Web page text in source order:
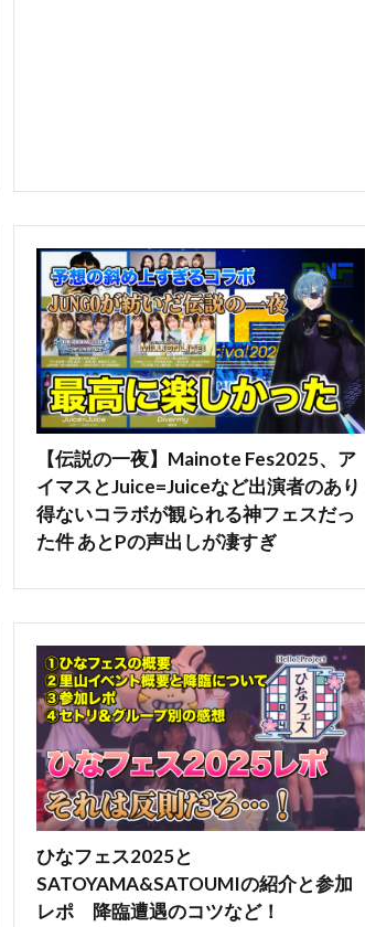
【伝説の一夜】Mainote Fes2025、ア
イマスとJuice=Juiceなど出演者のあり
得ないコラボが観られる神フェスだっ
た件 あとPの声出しが凄すぎ
ひなフェス2025と
SATOYAMA&SATOUMIの紹介と参加
レポ 降臨遭遇のコツなど！